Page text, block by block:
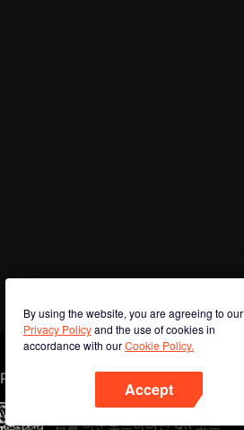
By using the website, you are agreeing to our
Privacy Policyand the use of cookies in
accordance with ourCookie Policy.
Accept
Phone
앱을 다운로드하려면 QR 코드